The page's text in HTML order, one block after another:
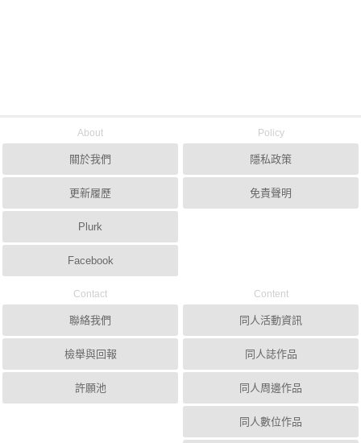
About
關於我們
更新履歷
Plurk
Facebook
Policy
隱私政策
免責聲明
Contact
聯絡我們
檢舉與回報
許願池
Content
同人活動資訊
同人誌作品
同人周邊作品
同人數位作品